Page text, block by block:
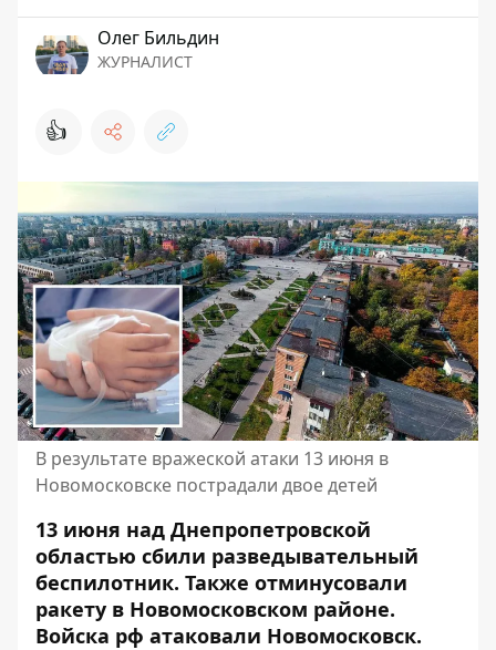
Олег Бильдин
ЖУРНАЛИСТ
👍
В результате вражеской атаки 13 июня в
Новомосковске пострадали двое детей
13 июня над Днепропетровской
областью сбили разведывательный
беспилотник. Также отминусовали
ракету в Новомосковском районе.
Войска рф атаковали Новомосковск.